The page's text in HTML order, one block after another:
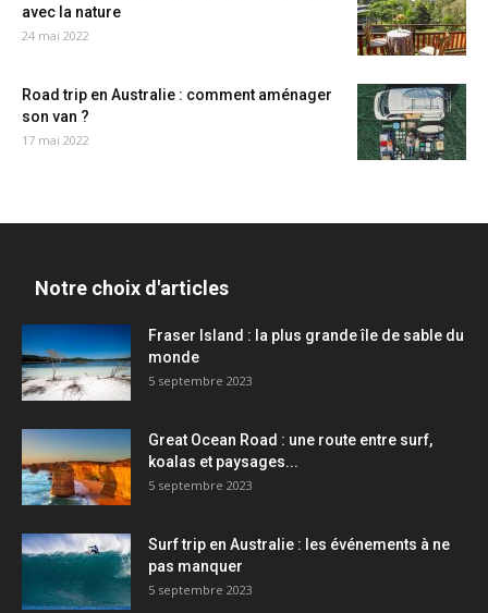
avec la nature
24 mai 2022
Road trip en Australie : comment aménager
son van ?
17 mai 2022
Notre choix d'articles
Fraser Island : la plus grande île de sable du
monde
5 septembre 2023
Great Ocean Road : une route entre surf,
koalas et paysages...
5 septembre 2023
Surf trip en Australie : les événements à ne
pas manquer
5 septembre 2023